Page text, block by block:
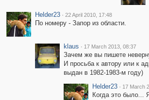
Helder23 · 22 April 2010, 17:48
По номеру - Запор из области.
klaus · 17 March 2013, 08:37
Зачем же вы пишете
И просьба к автору или к
выдан в 1982-1983-м году)
Helder23 · 17 March
Когда это было...